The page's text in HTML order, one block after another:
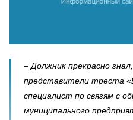
– Должник прекрасно
представители треста
специалист по связям с
муниципального